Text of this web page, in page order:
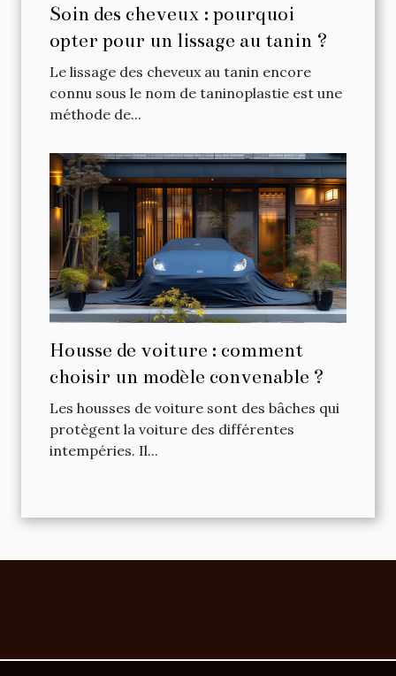
Soin des cheveux : pourquoi
opter pour un lissage au tanin ?
Le lissage des cheveux au tanin encore
connu sous le nom de taninoplastie est une
méthode de...
Housse de voiture : comment
choisir un modèle convenable ?
Les housses de voiture sont des bâches qui
protègent la voiture des différentes
intempéries. Il...